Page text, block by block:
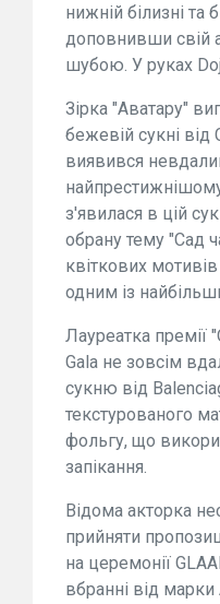
нижній білизні та
доповнивши свій
шубою. У руках
Зірка "Аватару"
бежевій сукні від
виявився
з'явилася в цій
обрану тему "Сад
квіткових мотивів
одним із
Лауреатка премії
Gala не зовсім
сукню від
текстурованого
фольгу, що
запікання.
Відома акторка
прийняти
на церемонії
вбранні від марки